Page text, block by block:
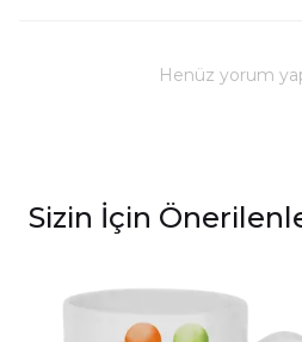
yıkanması önerilmektedir.
Henüz yorum
Sizin İçin